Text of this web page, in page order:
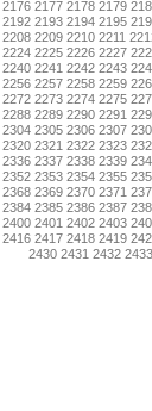
2176 2177 2178 2179
2192 2193 2194 2195
2208 2209 2210 2211
2224 2225 2226 2227
2240 2241 2242 2243
2256 2257 2258 2259
2272 2273 2274 2275
2288 2289 2290 2291
2304 2305 2306 2307
2320 2321 2322 2323
2336 2337 2338 2339
2352 2353 2354 2355
2368 2369 2370 2371
2384 2385 2386 2387
2400 2401 2402 2403
2416 2417 2418 2419
2430 2431 2432 2433